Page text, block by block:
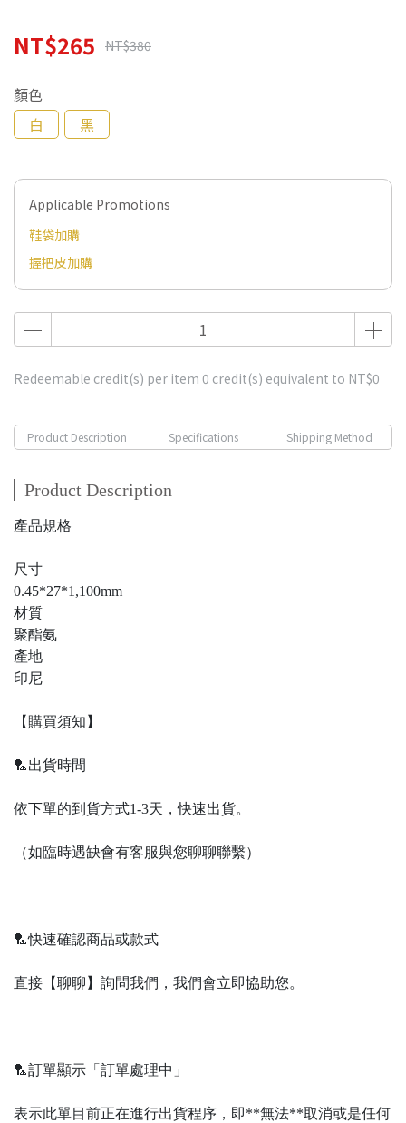
NT$265 NT$380
顏色
白
黑
Applicable Promotions
鞋袋加購
握把皮加購
Redeemable credit(s) per item 0 credit(s) equivalent to NT$0
Product Description Specifications Shipping Method
Product Description
產品規格
尺寸
0.45*27*1,100mm
材質
聚酯氨
產地
印尼
【購買須知】
🏸出貨時間
依下單的到貨方式1-3天，快速出貨。
（如臨時遇缺會有客服與您聊聊聯繫）
🏸快速確認商品或款式
直接【聊聊】詢問我們，我們會立即協助您。
🏸訂單顯示「訂單處理中」
表示此單目前正在進行出貨程序，即**無法**取消或是任何